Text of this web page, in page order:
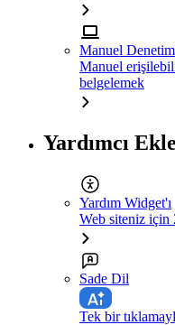
Manuel
Manuel
belgelemek
Yardımcı
Yardım Widget'ı
Web siteniz için
Sade Dil
Tek bir